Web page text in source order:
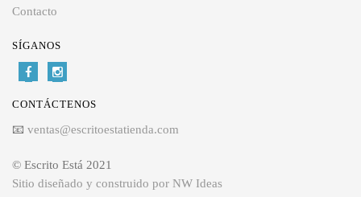
Contacto
SÍGANOS
CONTÁCTENOS
📧 ventas@escritoestatienda.com
© Escrito Está 2021
Sitio diseñado y construido por NW Ideas